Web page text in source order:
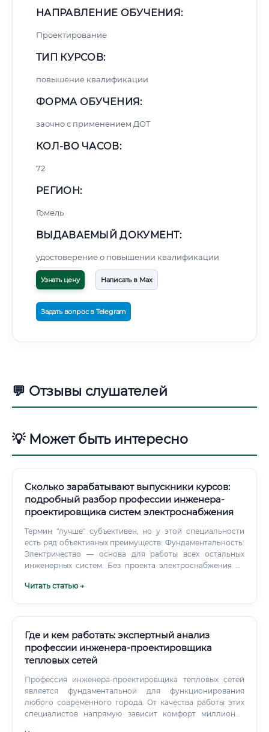
НАПРАВЛЕНИЕ ОБУЧЕНИЯ:
Проектирование
ТИП КУРСОВ:
повышение квалификации
ФОРМА ОБУЧЕНИЯ:
заочно с применением ДОТ
КОЛ-ВО ЧАСОВ:
72
РЕГИОН:
Гомель
ВЫДАВАЕМЫЙ ДОКУМЕНТ:
удостоверение о повышении квалификации
Узнать цену Написать в Max
Задать вопрос в Telegram
💬 Отзывы слушателей
💡 Может быть интересно
Сколько зарабатывают выпускники курсов:
подробный разбор профессии инженера-
проектировщика систем электроснабжения
Термин "лучше" субъективен, но у этой специальности
есть ряд объективных преимуществ: Фундаментальность:
Электричество — основа для работы всех остальных
инженерных систем. Без проекта электроснабжения не
насосы, ни системы связи. Это ставит проектировщика
Читать статью →
Где и кем работать: экспертный анализ
профессии инженера-проектировщика
тепловых сетей
Профессия инженера-проектировщика тепловых сетей
является фундаментальной для функционирования
любого современного города. От качества работы этих
специалистов напрямую зависит комфорт миллионов